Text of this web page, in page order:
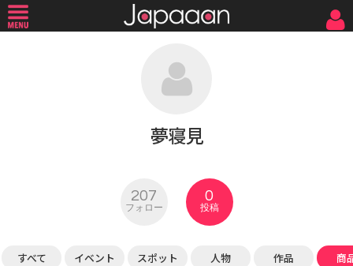
夢寝見
207
フォロー
0
投稿
すべて イベント スポット 人物 作品 商